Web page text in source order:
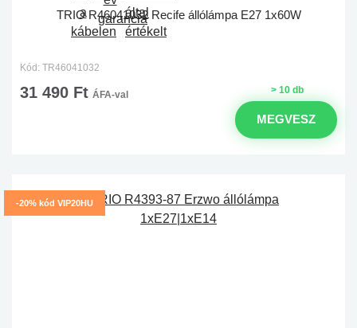
TRIO R46041032 Recife állólámpa E27 1x60W
Kód: TR46041032
> 10 db
31 490 Ft ÁFA-val
MEGVESZ
-20% kód VIP20HU